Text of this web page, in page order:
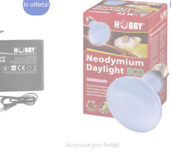
In offerta!
Accessori per Rettili